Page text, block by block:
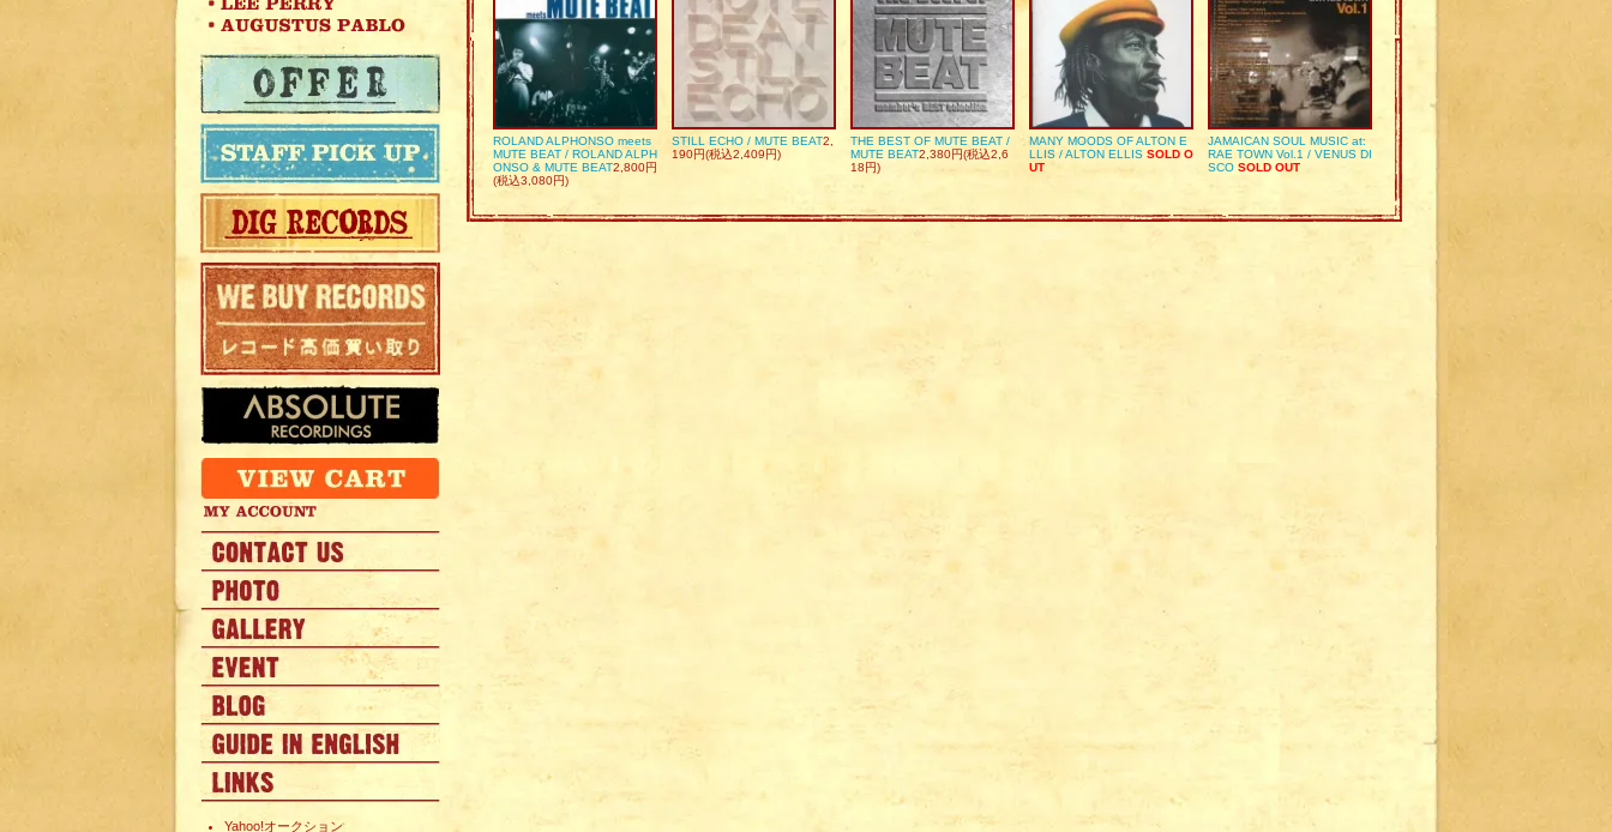
Yahoo!オークション
ROLAND ALPHONSO meets
MUTE BEAT / ROLAND ALPH
ONSO & MUTE BEAT2,800円
(税込3,080円)
STILL ECHO / MUTE BEAT2,
190円(税込2,409円)
THE BEST OF MUTE BEAT /
MUTE BEAT2,380円(税込2,6
18円)
MANY MOODS OF ALTON E
LLIS / ALTON ELLIS SOLD O
UT
JAMAICAN SOUL MUSIC at:
RAE TOWN Vol.1 / VENUS DI
SCO SOLD OUT